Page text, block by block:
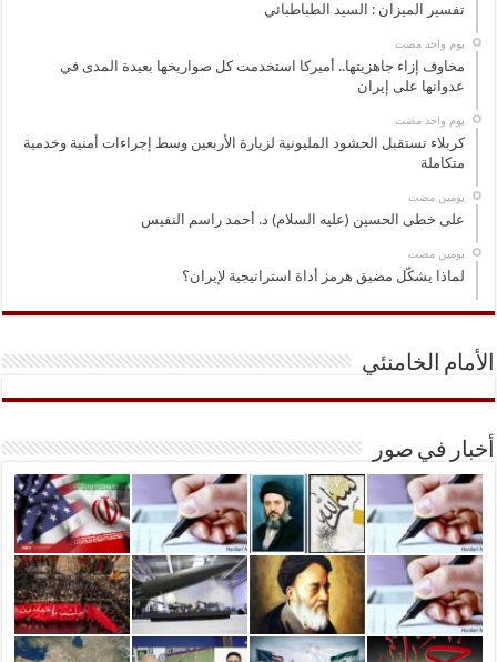
تفسير الميزان : السيد الطباطبائي
‏يوم واحد مضت
مخاوف إزاء جاهزيتها.. أميركا استخدمت كل صواريخها بعيدة المدى في
عدوانها على إيران
‏يوم واحد مضت
كربلاء تستقبل الحشود المليونية لزيارة الأربعين وسط إجراءات أمنية وخدمية
متكاملة
‏يومين مضت
على خطى الحسين (عليه السلام) د. أحمد راسم النفيس
‏يومين مضت
لماذا يشكّل مضيق هرمز أداة استراتيجية لإيران؟
الأمام الخامنئي
أخبار في صور